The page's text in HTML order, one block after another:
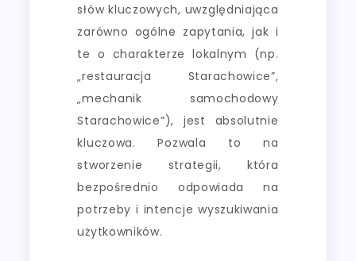
słów kluczowych, uwzględniająca
zarówno ogólne zapytania, jak i
te o charakterze lokalnym (np.
„restauracja Starachowice”,
„mechanik samochodowy
Starachowice”), jest absolutnie
kluczowa. Pozwala to na
stworzenie strategii, która
bezpośrednio odpowiada na
potrzeby i intencje wyszukiwania
użytkowników.